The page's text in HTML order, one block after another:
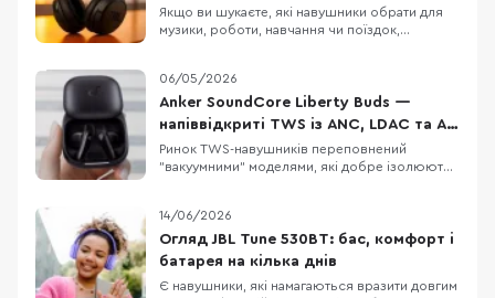
770NC
Якщо ви шукаєте, які навушники обрати для
музики, роботи, навчання чи поїздок,
списку порівняння. Це бездротові навушники
з наголів’ям, орієнтовані на щоденне
використання, музику, дзвінки, транспорт і
роботу в шумному
06/05/2026
Anker SoundCore Liberty Buds —
напіввідкриті TWS із ANC, LDAC та AI-
перекладом
Ринок TWS-навушників переповнений
"вакуумними" моделями, які добре ізолюють
пропонують інший підхід: напіввідкритий
дизайн без тиску у вухах, але з технологіями
рівня флагманів. Тут є адаптивне
шумозаглушення, LDAC,
14/06/2026
Огляд JBL Tune 530BT: бас, комфорт і
батарея на кілька днів
Є навушники, які намагаються вразити довгим